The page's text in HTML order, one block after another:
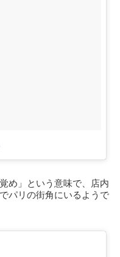
め」という意味で、店内
パリの街角にいるようで